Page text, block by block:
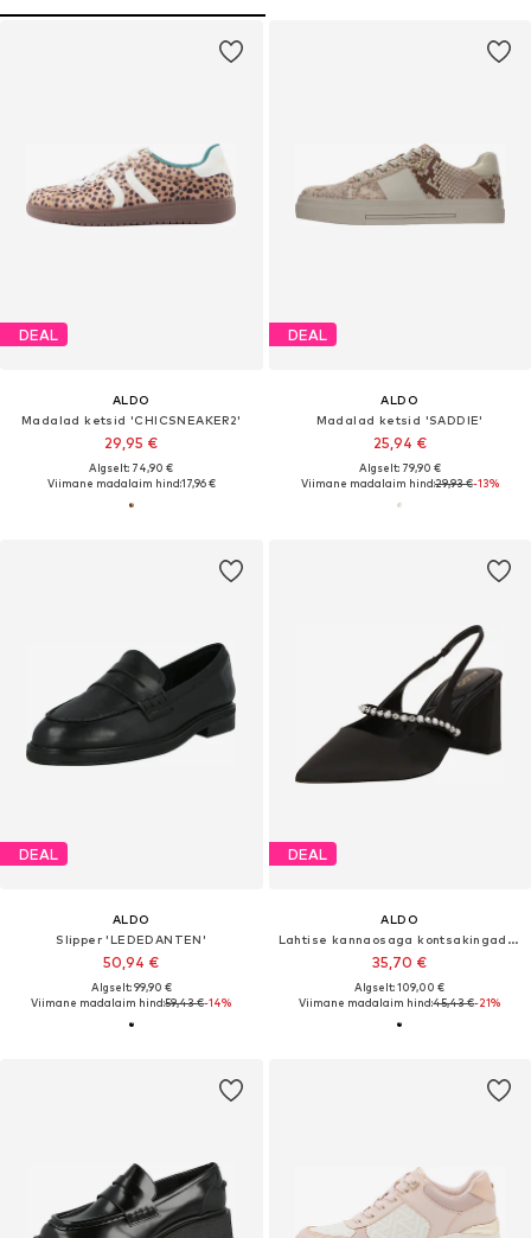
DEAL
ALDO
Madalad ketsid 'CHICSNEAKER2'
29,95 €
Algselt: 74,90 €
Viimane madalaim hind:17,96 €
DEAL
ALDO
Madalad ketsid 'SADDIE'
25,94 €
Algselt: 79,90 €
Viimane madalaim hind:29,93 €-13%
DEAL
ALDO
Slipper 'LEDEDANTEN'
50,94 €
Algselt: 99,90 €
Viimane madalaim hind:59,43 €-14%
DEAL
ALDO
Lahtise kannaosaga kontsakingad 'VESTIA'
35,70 €
Algselt: 109,00 €
Viimane madalaim hind:45,43 €-21%